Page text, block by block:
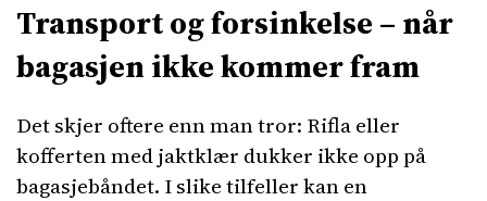
Transport og forsinkelse – når
bagasjen ikke kommer fram
Det skjer oftere enn man tror: Rifla eller
kofferten med jaktklær dukker ikke opp på
bagasjebåndet. I slike tilfeller kan en